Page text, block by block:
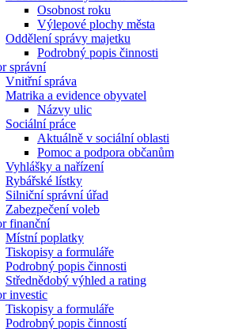
Osobnost roku
Výlepové plochy města
Oddělení správy majetku
Podrobný popis činnosti
správní
Vnitřní správa
Matrika a evidence obyvatel
Názvy ulic
Sociální práce
Aktuálně v sociální oblasti
Pomoc a podpora občanům
Vyhlášky a nařízení
Rybářské lístky
Silniční správní úřad
Zabezpečení voleb
finanční
Místní poplatky
Tiskopisy a formuláře
Podrobný popis činnosti
Střednědobý výhled a rating
investic
Tiskopisy a formuláře
Podrobný popis činností